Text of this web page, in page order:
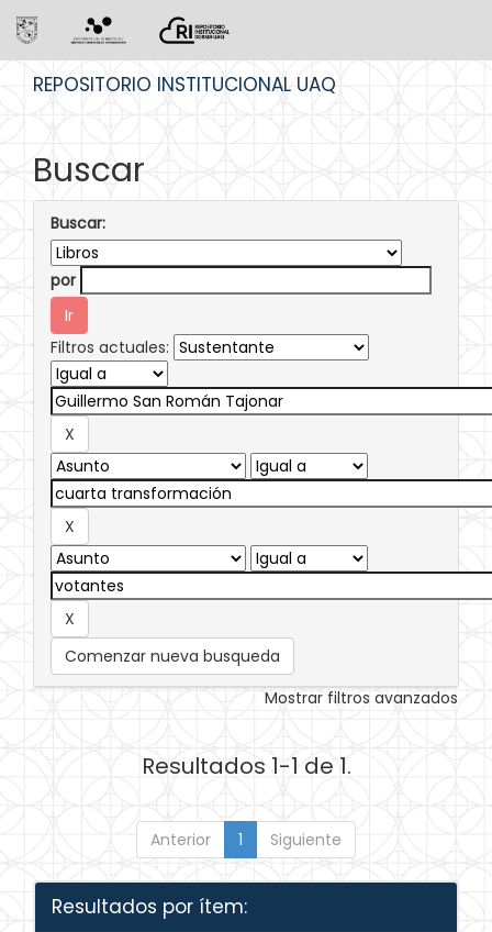
REPOSITORIO INSTITUCIONAL UAQ
Buscar
Buscar:
por
Filtros actuales:
Comenzar nueva busqueda
Mostrar filtros avanzados
Resultados 1-1 de 1.
Anterior 1 Siguiente
Resultados por ítem: